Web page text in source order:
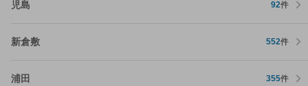
児島 92件
新倉敷 552件
浦田 355件